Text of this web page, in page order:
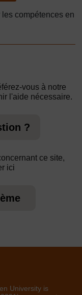
compétences en
vous à notre
l'aide nécessaire.
?
ce site,
ici
University is